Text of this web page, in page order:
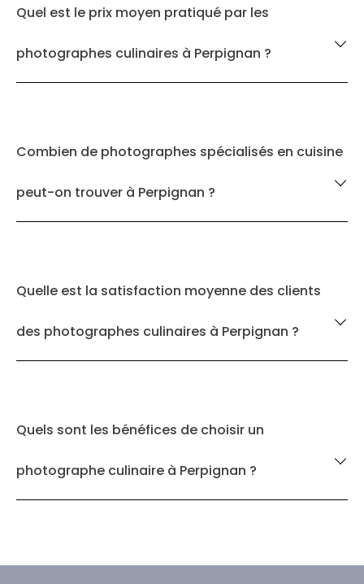
Quel est le prix moyen pratiqué par les
photographes culinaires à Perpignan ?
Combien de photographes spécialisés en cuisine
peut-on trouver à Perpignan ?
Quelle est la satisfaction moyenne des clients
des photographes culinaires à Perpignan ?
Quels sont les bénéfices de choisir un
photographe culinaire à Perpignan ?